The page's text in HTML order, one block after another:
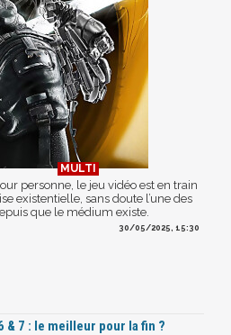
personne, le jeu vidéo est en train
existentielle, sans doute l’une des
que le médium existe.
30/05/2025, 15:30
& 7 : le meilleur pour la fin ?